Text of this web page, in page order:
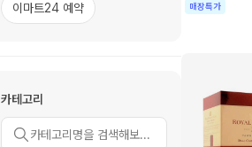
이마트24 예약
카테고리
매장특가